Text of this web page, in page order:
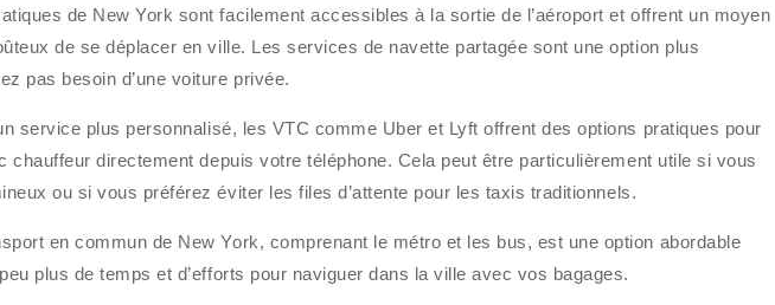
de New York sont facilement accessibles à la sortie de l’aéroport et offrent un moyen
de se déplacer en ville. Les services de navette partagée sont une option plus
pas besoin d’une voiture privée.
service plus personnalisé, les VTC comme Uber et Lyft offrent des options pratiques pour
chauffeur directement depuis votre téléphone. Cela peut être particulièrement utile si vous
ou si vous préférez éviter les files d’attente pour les taxis traditionnels.
en commun de New York, comprenant le métro et les bus, est une option abordable
plus de temps et d’efforts pour naviguer dans la ville avec vos bagages.